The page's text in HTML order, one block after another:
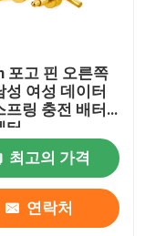
포고 핀 오른쪽
성 여성 데이터
프링 충전 배터
터
최고의 가격
연락처